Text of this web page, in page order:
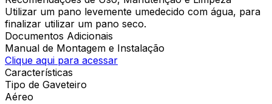
Utilizar um pano levemente umedecido com água, para
finalizar utilizar um pano seco.
Documentos Adicionais
Manual de Montagem e Instalação
Clique aqui para acessar
Características
Tipo de Gaveteiro
Aéreo